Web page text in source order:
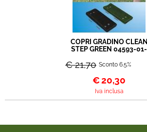
COPRI GRADINO CLEAN
STEP GREEN 04593-01-
€ 21,70 Sconto 6.5%
€20,30
Iva inclusa